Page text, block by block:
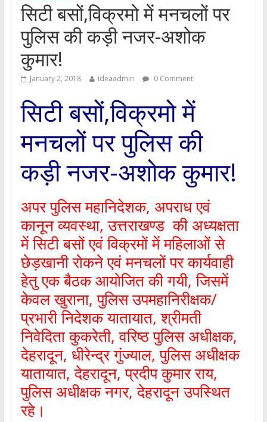
सिटी बसों,विक्रमो में मनचलों पर
पुलिस की कड़ी नजर-अशोक
कुमार!
January 2, 2018 ideaadmin 0 Comment
सिटी बसों,विक्रमो में
मनचलों पर पुलिस की
कड़ी नजर-अशोक कुमार!
अपर पुलिस महानिदेशक, अपराध एवं
कानून व्यवस्था, उत्तराखण्ड की अध्यक्षता
में सिटी बसों एवं विक्रमों में महिलाओं से
छेड़खानी रोकने एवं मनचलों पर कार्यवाही
हेतु एक बैठक आयोजित की गयी, जिसमें
केवल खुराना, पुलिस उपमहानिरीक्षक/
प्रभारी निदेशक यातायात, श्रीमती
निवेदिता कुकरेती, वरिष्ठ पुलिस अधीक्षक,
देहरादून, धीरेन्द्र गुंज्याल, पुलिस अधीक्षक
यातायात, देहरादून, प्रदीप कुमार राय,
पुलिस अधीक्षक नगर, देहरादून उपस्थित
रहे।